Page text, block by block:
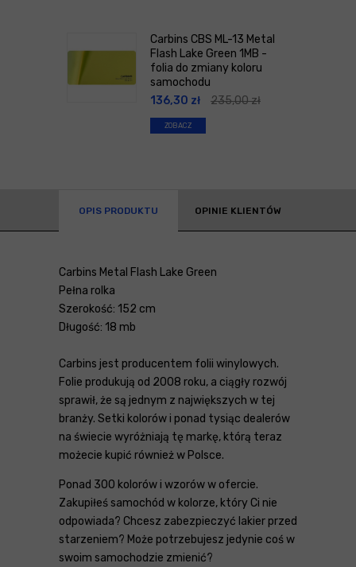
Carbins CBS ML-13 Metal
Flash Lake Green 1MB -
folia do zmiany koloru
samochodu
136,30 zł 235,00zł
ZOBACZ
OPIS PRODUKTU OPINIE KLIENTÓW
Carbins Metal Flash Lake Green
Pełna rolka
Szerokość: 152 cm
Długość: 18 mb
Carbins jest producentem folii winylowych.
Folie produkują od 2008 roku, a ciągły rozwój
sprawił, że są jednym z największych w tej
branży. Setki kolorów i ponad tysiąc dealerów
na świecie wyróżniają tę markę, którą teraz
możecie kupić również w Polsce.
Ponad 300 kolorów i wzorów w ofercie.
Zakupiłeś samochód w kolorze, który Ci nie
odpowiada? Chcesz zabezpieczyć lakier przed
starzeniem? Może potrzebujesz jedynie coś w
swoim samochodzie zmienić?